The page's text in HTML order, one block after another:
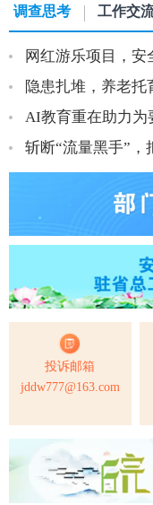
调查思考 工作交
网红游乐项目，安
隐患扎堆，养老托
AI教育重在助力为
斩断“流量黑手”，
投诉邮箱
jddw777@163.com